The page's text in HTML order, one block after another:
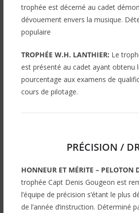
trophée est décerné au cadet
dévouement envers la musique.
populaire
TROPHÉE W.H. LANTHIER: Le
est présenté au cadet ayant obtenu
pourcentage aux examens de
cours de pilotage.
PRÉCISION /
HONNEUR ET MÉRITE – PELOTON
trophée Capt Denis Gougeon est
l’équipe de précision s’étant le plus
de l’année d’instruction. Déterminé